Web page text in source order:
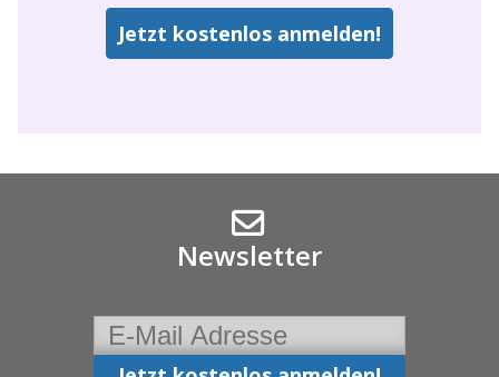
Newsletter